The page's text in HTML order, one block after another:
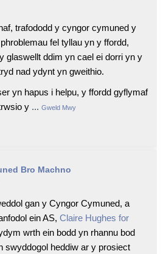
trafododd y cyngor cymuned y
fel tyllau yn y ffordd,
glaswellt ddim yn cael ei dorri yn y
nad ydynt yn gweithio.
yn hapus i helpu, y ffordd gyflymaf
y ...Gweld Mwy
Bro Machno
gan y Cyngor Cymuned, a
ein AS,Claire Hughes for
wrth ein bodd yn rhannu bod
swyddogol heddiw ar y prosiect